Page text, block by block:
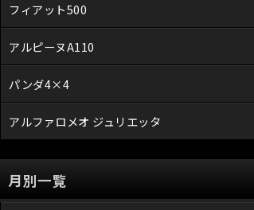
フィアット500
アルピーヌA110
パンダ4×4
アルファロメオ ジュリエッタ
月別一覧